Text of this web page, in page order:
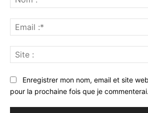
Enregistrer mon nom, email et site
pour la prochaine fois que je commenterai.